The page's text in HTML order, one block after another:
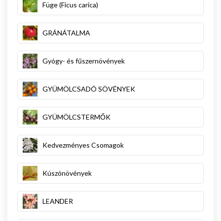
Füge (Ficus carica)
GRÁNÁTALMA
Gyógy- és fűszernövények
GYÜMÖLCSADÓ SÖVÉNYEK
GYÜMÖLCSTERMŐK
Kedvezményes Csomagok
Kúszónövények
LEANDER